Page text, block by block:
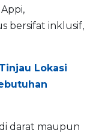
bersifat inklusif,
Lokasi
darat maupun